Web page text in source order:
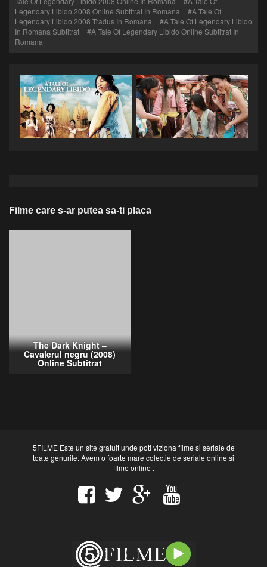
Legendary Libido 2008 Online Subtitrat In Romana
A Tale Of
Legendary Libido 2008 Tradus In Romana
A Tale Of Legendary Libido
In Romana Subtitrat
A Tale Of Legendary Libido Online Subtitrat In
Romana
Filme care s-ar putea sa-ti placa
The Dark Knight –
Cavalerul negru (2008)
Online Subtitrat
5FILME Este un site gratuit unde poti viziona filme si seriale de
toate genurile. Avem o foarte mare colectie de seriale online si
filme online .